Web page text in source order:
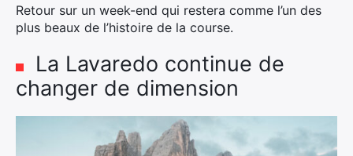
Retour sur un week-end qui restera comme l’un des
plus beaux de l’histoire de la course.
La Lavaredo continue de
changer de dimension